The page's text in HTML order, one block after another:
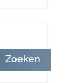
Zoeken